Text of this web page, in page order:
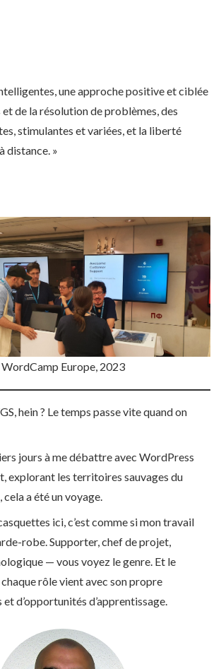
une approche positive et ciblée
de la résolution de problèmes, des
stimulantes et variées, et la liberté
distance. »
WordCamp Europe, 2023
hein ? Le temps passe vite quand on
jours à me débattre avec WordPress
explorant les territoires sauvages du
a été un voyage.
ici, c’est comme si mon travail
robe. Supporter, chef de projet,
— vous voyez le genre. Et le
chaque rôle vient avec son propre
d’opportunités d’apprentissage.